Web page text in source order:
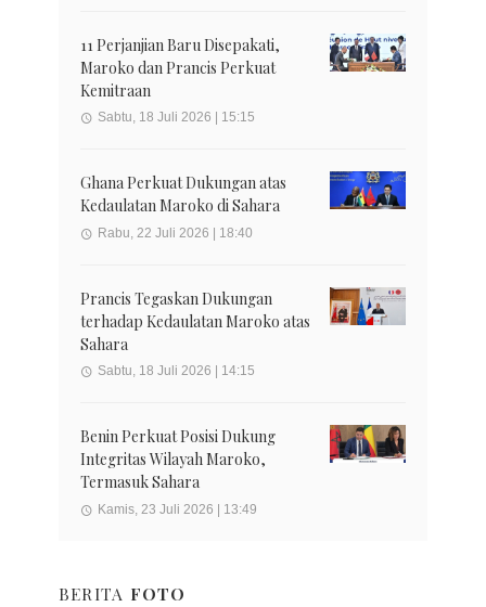
11 Perjanjian Baru Disepakati,
Maroko dan Prancis Perkuat
Kemitraan
Sabtu, 18 Juli 2026 | 15:15
Ghana Perkuat Dukungan atas
Kedaulatan Maroko di Sahara
Rabu, 22 Juli 2026 | 18:40
Prancis Tegaskan Dukungan
terhadap Kedaulatan Maroko atas
Sahara
Sabtu, 18 Juli 2026 | 14:15
Benin Perkuat Posisi Dukung
Integritas Wilayah Maroko,
Termasuk Sahara
Kamis, 23 Juli 2026 | 13:49
BERITA FOTO